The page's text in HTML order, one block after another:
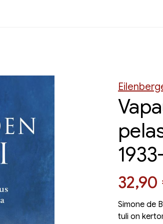
Hinta
32,90
Simone de
tuli on